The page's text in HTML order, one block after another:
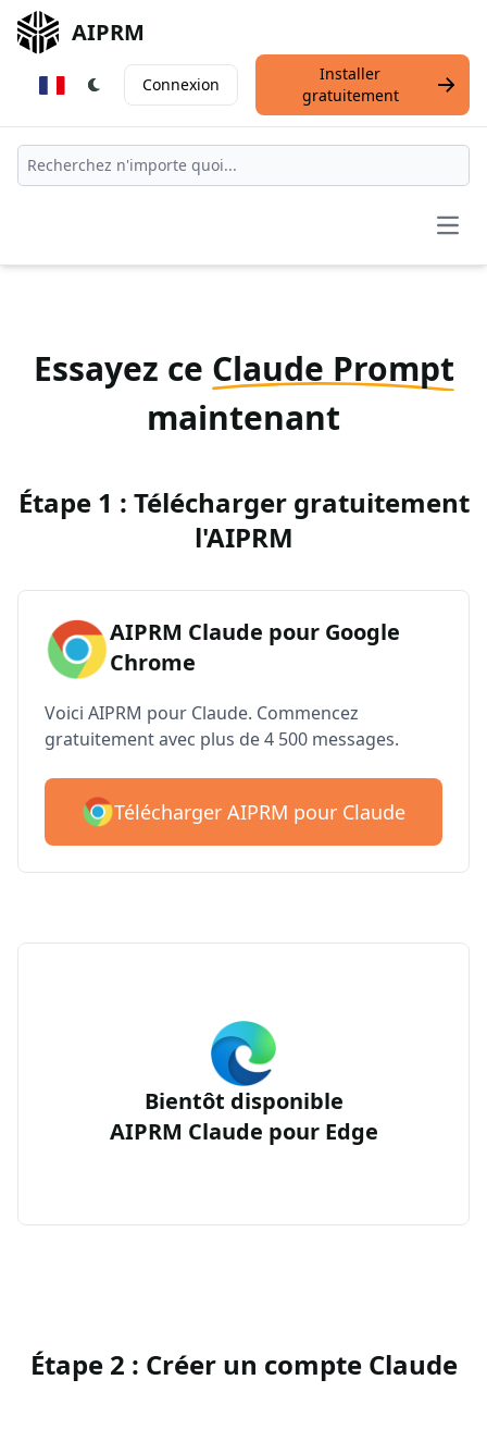
AIPRM
Connexion
Installer
gratuitement
Essayez ce Claude Prompt
maintenant
Étape 1 : Télécharger gratuitement
l'AIPRM
AIPRM Claude pour Google
Chrome
Voici AIPRM pour Claude. Commencez
gratuitement avec plus de 4 500 messages.
Télécharger AIPRM pour Claude
Bientôt disponible
AIPRM Claude pour Edge
Étape 2 : Créer un compte Claude